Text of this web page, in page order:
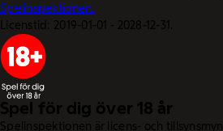
Spelinspektionen.
Licenstid: 2019-01-01 - 2028-12-31.
Spel för dig över 18 år
Spelinspektionen är licens- och